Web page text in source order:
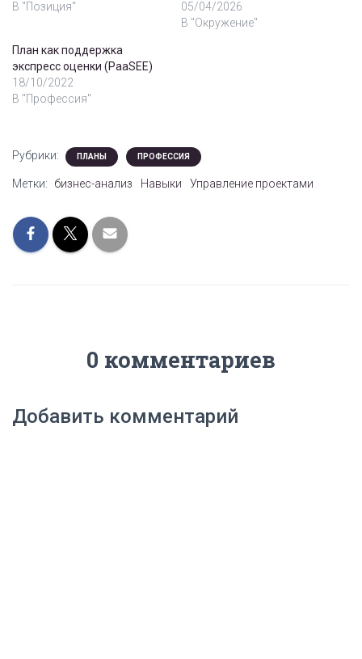
В "Позиция"
05/04/2026
В "Окружение"
План как поддержка
экспресс оценки (PaaSEE)
18/10/2022
В "Профессия"
Рубрики: ПЛАНЫ ПРОФЕССИЯ
Метки: бизнес-анализ Навыки Управление проектами
0 комментариев
Добавить комментарий